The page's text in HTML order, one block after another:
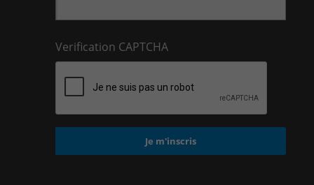
Verification CAPTCHA